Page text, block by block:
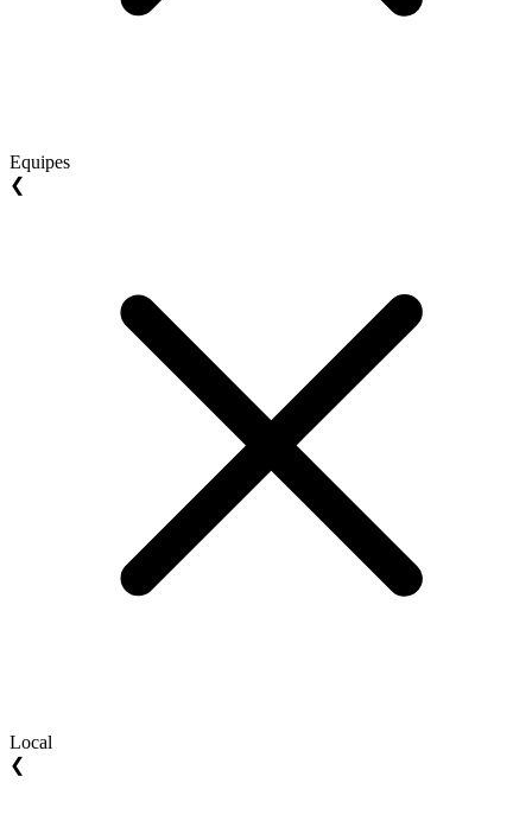
Equipes
❮
Local
❮